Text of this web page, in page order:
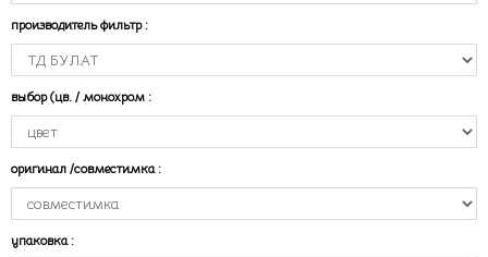
производитель фильтр :
выбор (цв. / монохром :
оригинал /совместимка :
упаковка :